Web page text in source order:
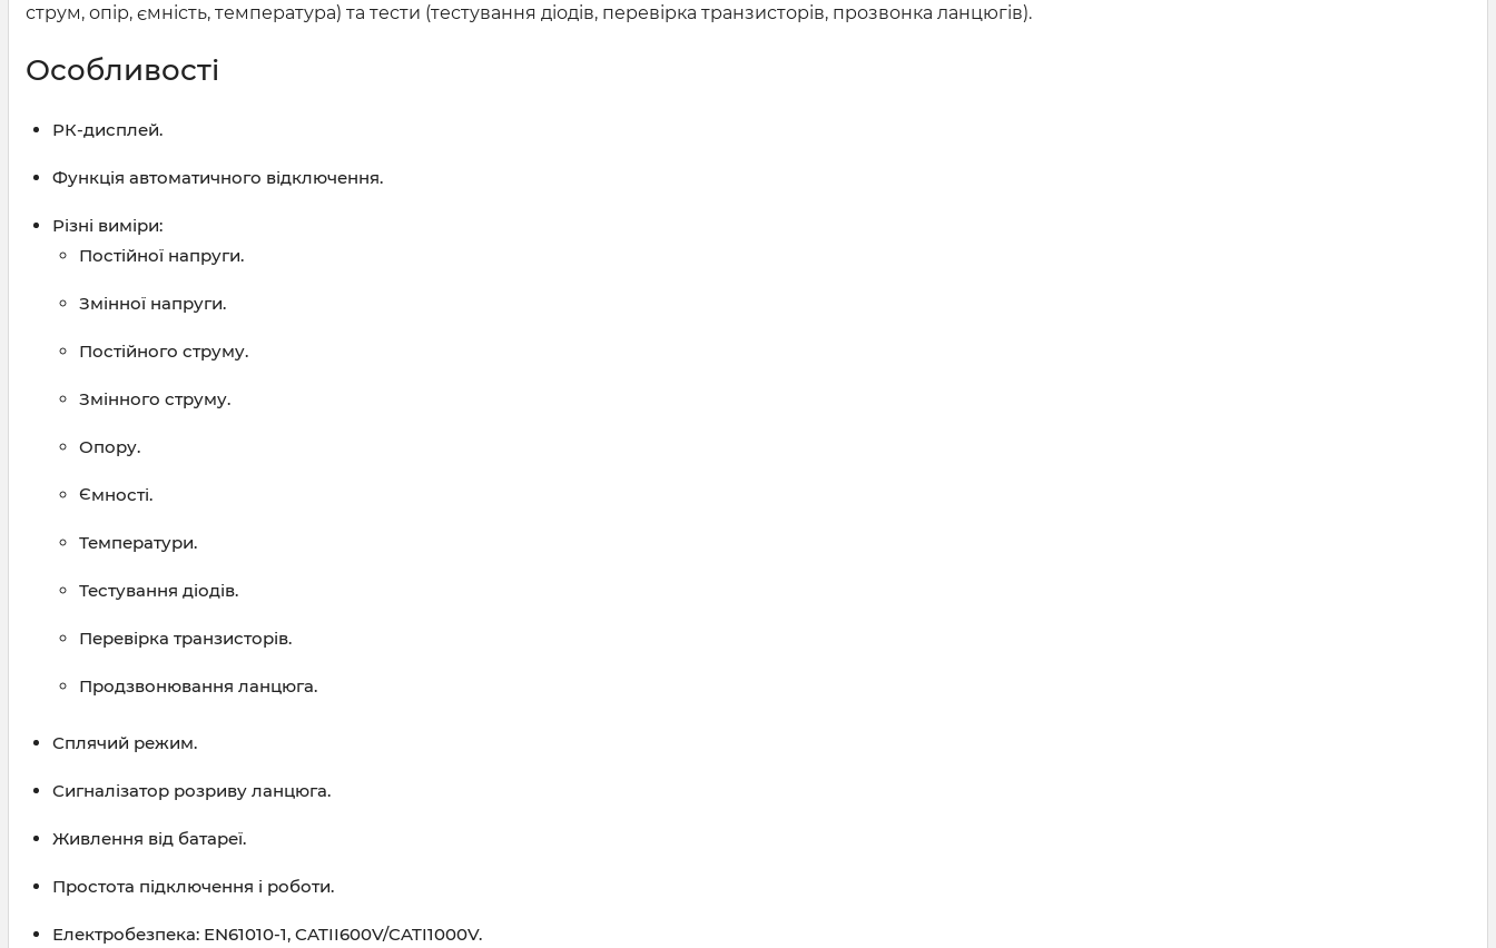
струм, опір, ємність, температура) та тести (тестування діодів, перевірка транзисторів, прозвонка ланцюгів).
Особливості
РК-дисплей.
Функція автоматичного відключення.
Різні виміри:
Постійної напруги.
Змінної напруги.
Постійного струму.
Змінного струму.
Опору.
Ємності.
Температури.
Тестування діодів.
Перевірка транзисторів.
Продзвонювання ланцюга.
Сплячий режим.
Сигналізатор розриву ланцюга.
Живлення від батареї.
Простота підключення і роботи.
Електробезпека: EN61010-1, CATII600V/CATI1000V.